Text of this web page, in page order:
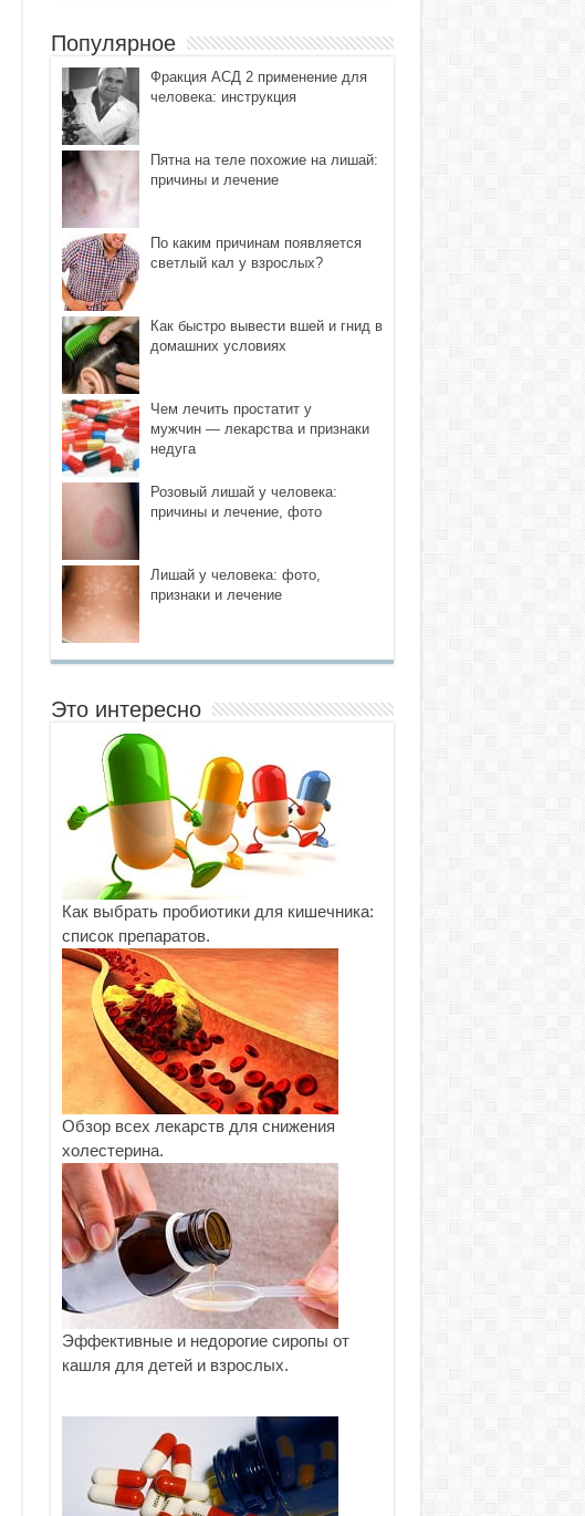
Популярное
Фракция АСД 2 применение для
человека: инструкция
Пятна на теле похожие на лишай:
причины и лечение
По каким причинам появляется
светлый кал у взрослых?
Как быстро вывести вшей и гнид в
домашних условиях
Чем лечить простатит у
мужчин — лекарства и признаки
недуга
Розовый лишай у человека:
причины и лечение, фото
Лишай у человека: фото,
признаки и лечение
Это интересно
Как выбрать пробиотики для кишечника:
список препаратов.
Обзор всех лекарств для снижения
холестерина.
Эффективные и недорогие сиропы от
кашля для детей и взрослых.